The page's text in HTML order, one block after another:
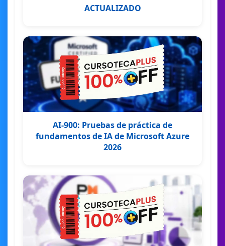
ACTUALIZADO
AI-900: Pruebas de práctica de
fundamentos de IA de Microsoft Azure
2026